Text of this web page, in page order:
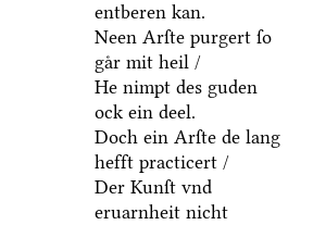
entberen kan.
Neen Arſte purgert ſo
gaͤr mit heil /
He nimpt des guden
ock ein deel.
Doch ein Arſte de lang
hefft practicert /
Der Kunſt vnd
eruarnheit nicht